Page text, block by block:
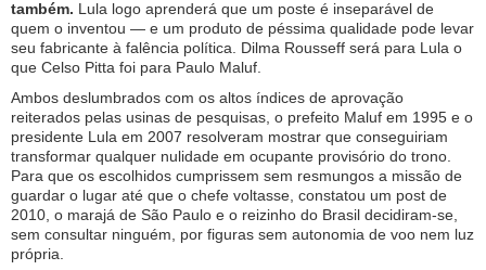
também. Lula logo aprenderá que um poste é inseparável de
quem o inventou — e um produto de péssima qualidade pode levar
seu fabricante à falência política. Dilma Rousseff será para Lula o
que Celso Pitta foi para Paulo Maluf.
Ambos deslumbrados com os altos índices de aprovação
reiterados pelas usinas de pesquisas, o prefeito Maluf em 1995 e o
presidente Lula em 2007 resolveram mostrar que conseguiriam
transformar qualquer nulidade em ocupante provisório do trono.
Para que os escolhidos cumprissem sem resmungos a missão de
guardar o lugar até que o chefe voltasse, constatou um post de
2010, o marajá de São Paulo e o reizinho do Brasil decidiram-se,
sem consultar ninguém, por figuras sem autonomia de voo nem luz
própria.